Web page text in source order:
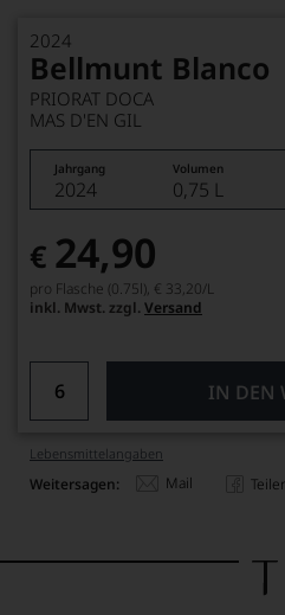
2024
Bellmunt Blanco
PRIORAT DOCA
MAS D'EN GIL
Jahrgang Volumen
2024 0,75 L
€ 24,90
pro Flasche (0.75l), € 33,20/L
inkl. Mwst. zzgl. Versand
IN DEN
Lebensmittel­angaben
Weitersagen: Mail